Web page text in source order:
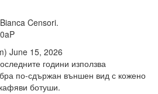
Censori.
June 15, 2026
години използва
по-сдържан външен вид с кожено
ботуши.